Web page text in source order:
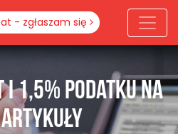
- zgłaszam się
i 1,5% podatku na
artykuły